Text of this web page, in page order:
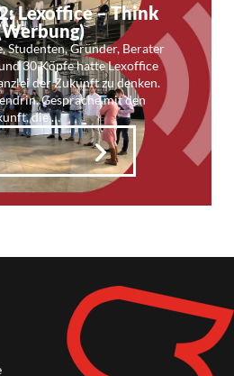
Lexoffice – Think
Studenten, Gründer, Berater
30 Köpfe hatte Lexoffice
der Zukunft zu denken.
Gespräche mit den
die …